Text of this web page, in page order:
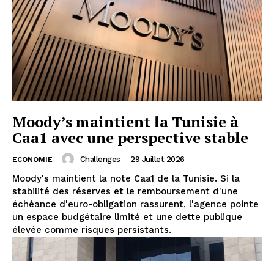
Moody’s maintient la Tunisie à
Caa1 avec une perspective stable
ECONOMIE Challenges - 29 Juillet 2026
Moody's maintient la note Caa1 de la Tunisie. Si la
stabilité des réserves et le remboursement d'une
échéance d'euro-obligation rassurent, l'agence pointe
un espace budgétaire limité et une dette publique
élevée comme risques persistants.